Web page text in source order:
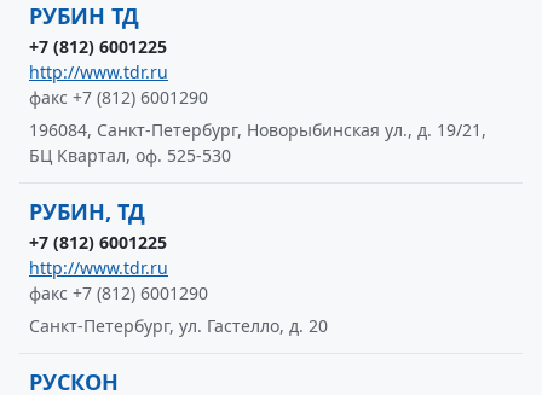
РУБИН ТД
+7 (812) 6001225
http://www.tdr.ru
факс +7 (812) 6001290
196084, Санкт-Петербург, Новорыбинская ул., д. 19/21,
БЦ Квартал, оф. 525-530
РУБИН, ТД
+7 (812) 6001225
http://www.tdr.ru
факс +7 (812) 6001290
Санкт-Петербург, ул. Гастелло, д. 20
РУСКОН